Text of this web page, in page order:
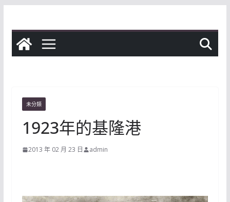
content
未分類
1923年的基隆港
2013 年 02 月 23 日 admin